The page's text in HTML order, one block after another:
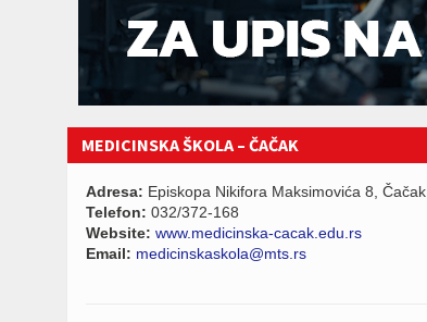
MEDICINSKA ŠKOLA – ČAČAK
Adresa: Episkopa Nikifora Maksimovića 8, Čačak
Telefon: 032/372-168
Website: www.medicinska-cacak.edu.rs
Email: medicinskaskola@mts.rs